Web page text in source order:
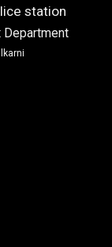
station
Department